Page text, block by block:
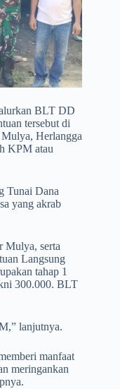
BLT DD
tersebut di
Herlangga
KPM atau
Tunai Dana
yang akrab
Mulya, serta
Langsung
tahap 1
300.000. BLT
lanjutnya.
manfaat
meringankan